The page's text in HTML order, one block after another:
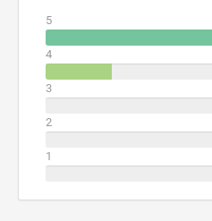
5
4
3
2
1